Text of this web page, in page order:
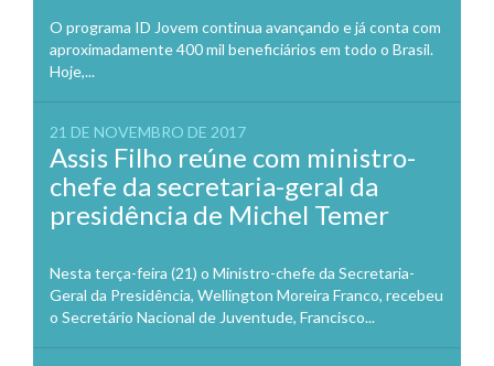
O programa ID Jovem continua avançando e já conta com
aproximadamente 400 mil beneficiários em todo o Brasil.
Hoje,...
21 DE NOVEMBRO DE 2017
Assis Filho reúne com ministro-
chefe da secretaria-geral da
presidência de Michel Temer
Nesta terça-feira (21) o Ministro-chefe da Secretaria-
Geral da Presidência, Wellington Moreira Franco, recebeu
o Secretário Nacional de Juventude, Francisco...